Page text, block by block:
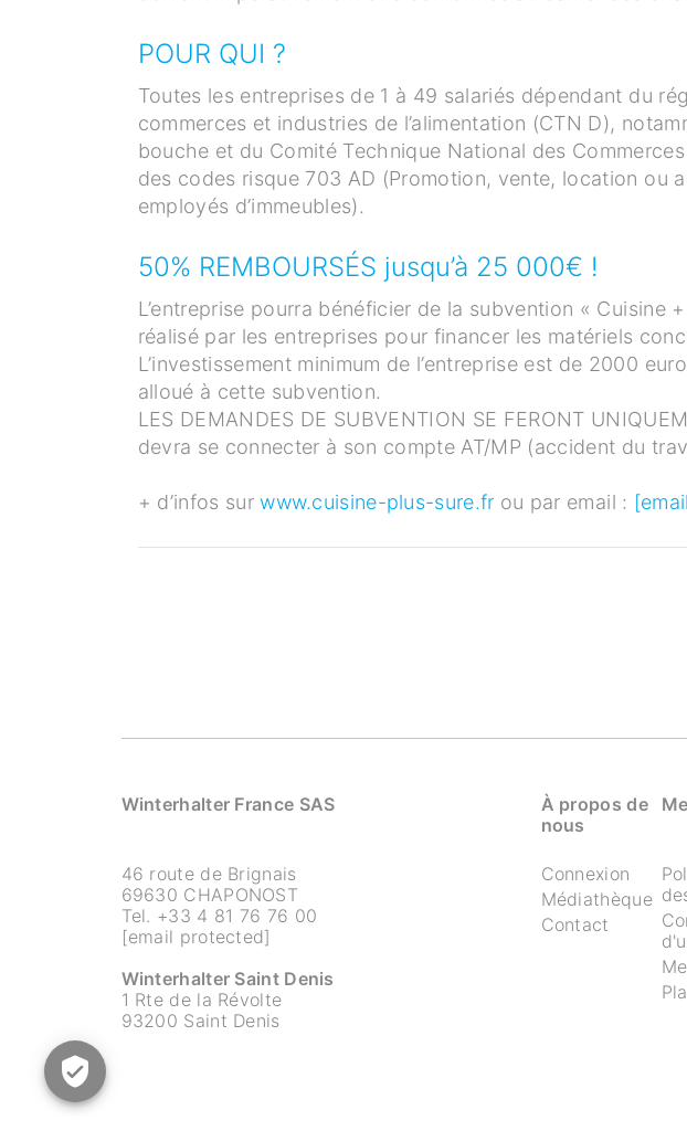
POUR QUI ?
Toutes les entreprises de 1 à 49 salariés dépendant du
commerces et industries de l’alimentation (CTN D),
bouche et du Comité Technique National des
des codes risque 703 AD (Promotion, vente, location ou
employés d’immeubles).
50% REMBOURSÉS jusqu’à 25 000€ !
L’entreprise pourra bénéficier de la subvention « Cuisine
réalisé par les entreprises pour financer les matériels
L’investissement minimum de l’entreprise est de 2000
alloué à cette subvention.
LES DEMANDES DE SUBVENTION SE FERONT
devra se connecter à son compte AT/MP (accident du
+ d’infos surwww.cuisine-plus-sure.fr ou par email :
Winterhalter France SAS
46 route de Brignais
69630 CHAPONOST
Tel. +33 4 81 76 76 00
[email protected]
Winterhalter Saint Denis
1 Rte de la Révolte
93200 Saint Denis
À propos de
nous
Connexion
Médiathèque
Contact